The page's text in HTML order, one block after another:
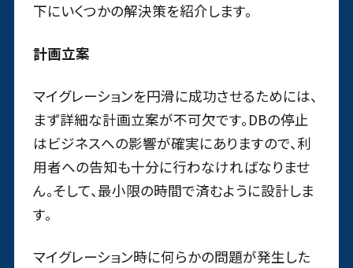
下にいくつかの解決策を紹介します。
計画立案
マイグレーションを円滑に成功させるためには、
まず詳細な計画立案が不可欠です。DBの停止
はビジネスへの影響が確実にありますので、利
用者への告知も十分に行わなければなりませ
ん。そして、最小限の時間で済むように設計しま
す。
マイグレーション時に何らかの問題が発生した